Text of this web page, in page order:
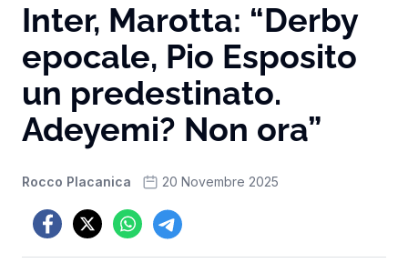
Inter, Marotta: “Derby
epocale, Pio Esposito
un predestinato.
Adeyemi? Non ora”
Rocco Placanica 20 Novembre 2025